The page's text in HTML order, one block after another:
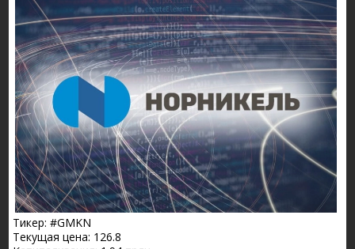
Тикер: #GMKN
Текущая цена: 126.8